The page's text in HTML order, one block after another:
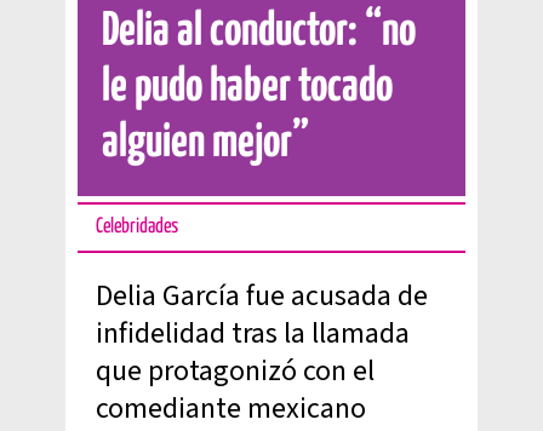
Delia al conductor: “no
le pudo haber tocado
alguien mejor”
Celebridades
Delia García fue acusada de
infidelidad tras la llamada
que protagonizó con el
comediante mexicano